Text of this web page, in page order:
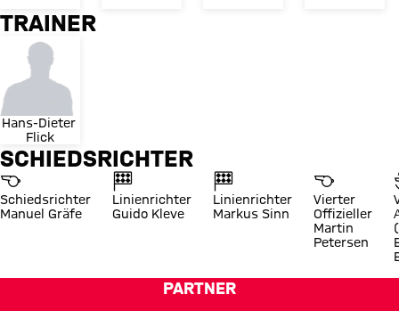
TRAINER
Hans-Dieter
Flick
SCHIEDSRICHTER
Schiedsrichter
Manuel Gräfe
Linienrichter
Guido Kleve
Linienrichter
Markus Sinn
Vierter
Offizieller
Martin
Petersen
PARTNER